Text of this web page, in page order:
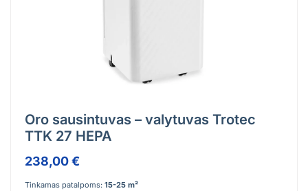
Oro sausintuvas – valytuvas Trotec
TTK 27 HEPA
238,00 €
Tinkamas patalpoms: 15-25 m²